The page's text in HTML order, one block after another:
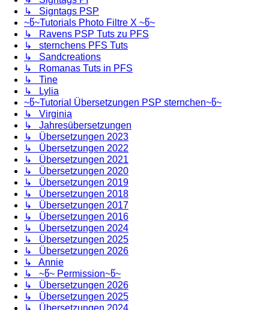
↳ Signtags PSP
~წ~Tutorials Photo Filtre X ~წ~
↳ Ravens PSP Tuts zu PFS
↳ sternchens PFS Tuts
↳ Sandcreations
↳ Romanas Tuts in PFS
↳ Tine
↳ Lylia
~წ~Tutorial Übersetzungen PSP sternchen~წ~
↳ Virginia
↳ Jahresübersetzungen
↳ Übersetzungen 2023
↳ Übersetzungen 2022
↳ Übersetzungen 2021
↳ Übersetzungen 2020
↳ Übersetzungen 2019
↳ Übersetzungen 2018
↳ Übersetzungen 2017
↳ Übersetzungen 2016
↳ Übersetzungen 2024
↳ Übersetzungen 2025
↳ Übersetzungen 2026
↳ Annie
↳ ~წ~ Permission~წ~
↳ Übersetzungen 2026
↳ Übersetzungen 2025